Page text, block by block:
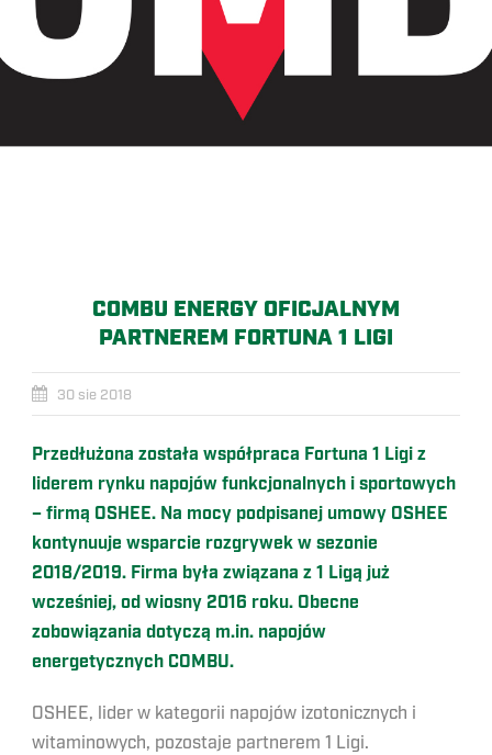
COMBU ENERGY OFICJALNYM
PARTNEREM FORTUNA 1 LIGI
30 sie 2018
Przedłużona została współpraca Fortuna 1 Ligi z
liderem rynku napojów funkcjonalnych i sportowych
– firmą OSHEE. Na mocy podpisanej umowy OSHEE
kontynuuje wsparcie rozgrywek w sezonie
2018/2019. Firma była związana z 1 Ligą już
wcześniej, od wiosny 2016 roku. Obecne
zobowiązania dotyczą m.in. napojów
energetycznych COMBU.
OSHEE, lider w kategorii napojów izotonicznych i
witaminowych, pozostaje partnerem 1 Ligi.